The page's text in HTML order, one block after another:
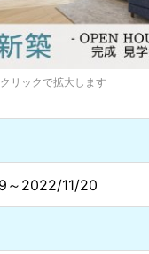
リックで拡大します
～2022/11/20